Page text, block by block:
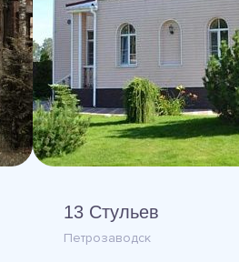
13 Стульев
Петрозаводск